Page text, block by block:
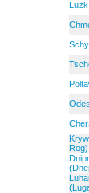
Luzk
Rog)